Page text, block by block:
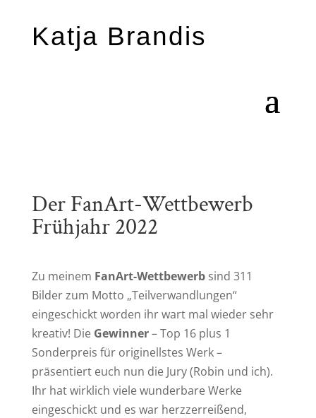
Katja Brandis
Der FanArt-Wettbewerb
Frühjahr 2022
Zu meinem FanArt-Wettbewerbsind 311
Bilder zum Motto „Teilverwandlungen“
eingeschickt worden ihr wart mal wieder sehr
kreativ! Die Gewinner– Top 16 plus 1
Sonderpreis für originellstes Werk –
präsentiert euch nun die Jury (Robin und ich).
Ihr hat wirklich viele wunderbare Werke
eingeschickt und es war herzzerreißend,